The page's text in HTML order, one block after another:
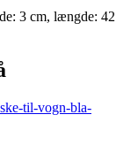
3 cm, længde: 42
til-vogn-bla-